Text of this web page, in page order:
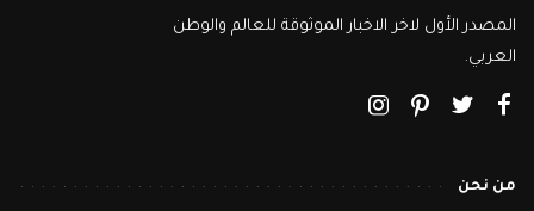
المصدر الأول لاخر الاخبار الموثوقة للعالم والوطن
العربي.
من نحن